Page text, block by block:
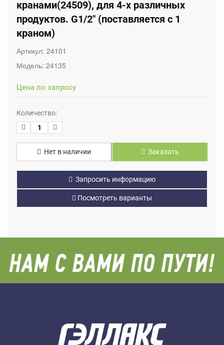
кранами(24509), для 4-х различных
продуктов. G1/2" (поставляется с 1
краном)
Артикул: 24101
Модель: 24135
Цена по запросу
Количество:
Нет в наличии Заказать
Запросить информацию
Посмотреть варианты